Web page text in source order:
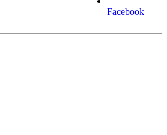
Facebook